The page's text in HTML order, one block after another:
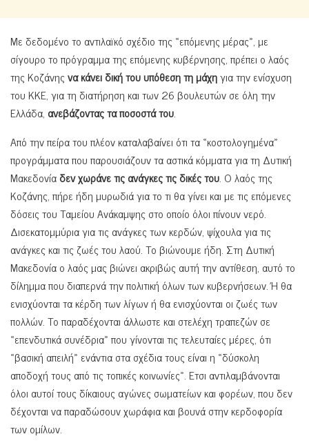
Με δεδομένο το αντιλαϊκό σχέδιο της «επόμενης μέρας», με
σίγουρο το πρόγραμμα της επόμενης κυβέρνησης, πρέπει ο λαός
της Κοζάνηςνα κάνει δική του υπόθεση τη μάχηγια την ενίσχυση
του ΚΚΕ, για τη διατήρηση και των 26 βουλευτών σε όλη την
Ελλάδα, ανεβάζοντας τα ποσοστά του.
Από την πείρα του πλέον καταλαβαίνει ότι τα «κοστολογημένα»
προγράμματα που παρουσιάζουν τα αστικά κόμματα για τη Δυτική
Μακεδονίαδεν χωράνε τις ανάγκες τις δικές του. Ο λαός της
Κοζάνης, πήρε ήδη μυρωδιά για το τι θα γίνει και με τις επόμενες
δόσεις του Ταμείου Ανάκαμψης στο οποίο όλοι πίνουν νερό.
Δισεκατομμύρια για τις ανάγκες των κερδών, ψίχουλα για τις
ανάγκες και τις ζωές του λαού. Το βιώνουμε ήδη. Στη Δυτική
Μακεδονία ο λαός μας βιώνει ακριβώς αυτή την αντίθεση, αυτό το
δίλημμα που διαπερνά την πολιτική όλων των κυβερνήσεων. Ή θα
ενισχύονται τα κέρδη των λίγων ή θα ενισχύονται οι ζωές των
πολλών. Το παραδέχονται άλλωστε και στελέχη τραπεζών σε
«επενδυτικά συνέδρια» που γίνονται τις τελευταίες μέρες, ότι
«βασική απειλή» ενάντια στα σχέδια τους είναι η «δύσκολη
αποδοχή τους από τις τοπικές κοινωνίες». Ετσι αντιλαμβάνονται
όλοι αυτοί τους δίκαιους αγώνες σωματείων και φορέων, που δεν
δέχονται να παραδώσουν χωράφια και βουνά στην κερδοφορία
των ομίλων.